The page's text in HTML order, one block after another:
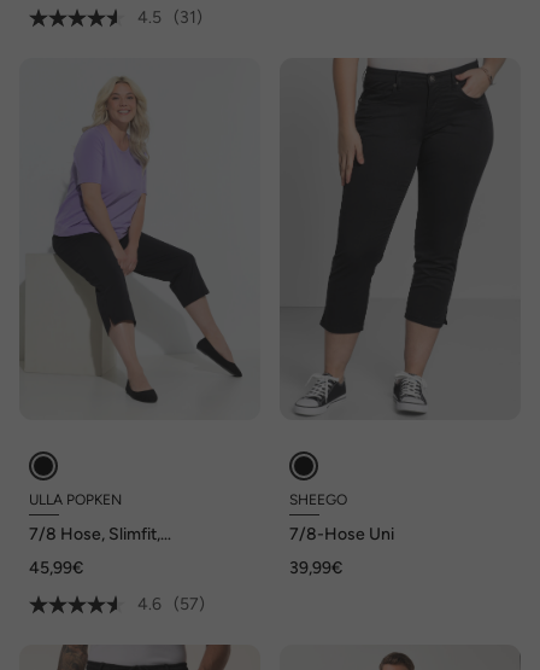
4.5
(31)
ULLA POPKEN
7/8 Hose, Slimfit,
45,99€
4.6
(57)
SHEEGO
7/8-Hose Uni
39,99€